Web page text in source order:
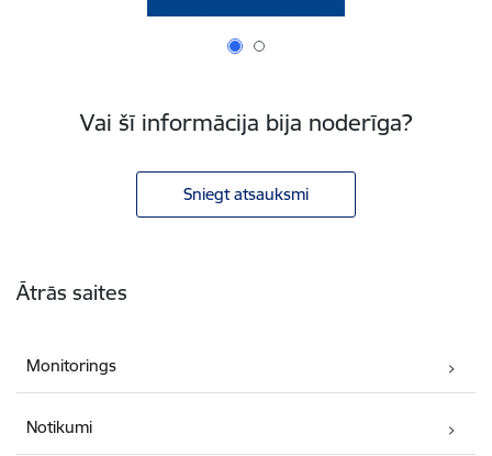
Vai šī informācija bija noderīga?
Sniegt atsauksmi
Ātrās saites
Monitorings
Notikumi